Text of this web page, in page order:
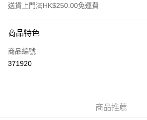
送貨上門滿HK$250.00免運費
信用卡
Apple Pay
商品特色
商品編號
371920
商品推薦